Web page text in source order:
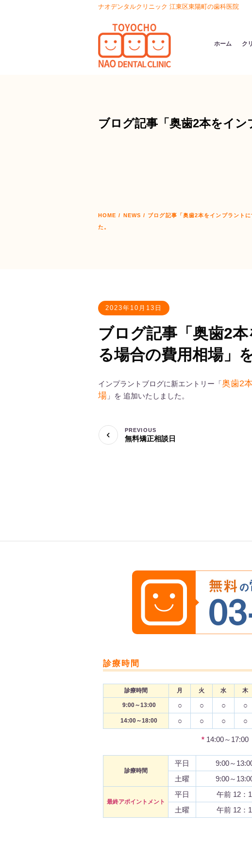
ナオデンタルクリニック 江東区東陽町の歯科医院
ホーム ク
ブログ記事「奥歯2本をイン
HOME / NEWS / ブログ記事「奥歯2本をインプラント
た。
2023年10月13日
ブログ記事「奥歯2
る場合の費用相場」
インプラントブログに新エントリー「奥歯2
場 」を 追加いたしました。
無料矯正相談日
PREVIOUS
診療時間
診療時間 月 火 水 木
9:00～13:00 ○ ○ ○ ○
14:00～18:00 ○ ○ ○ ○
* 14:00～
診療時間
平日
9:00～
土曜
9:00～
最終アポイントメント
平日
午前 12：
土曜
午前 12：